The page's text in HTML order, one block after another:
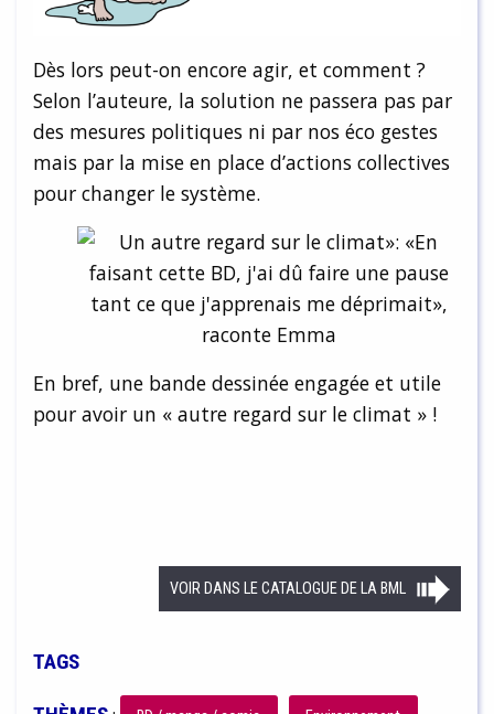
Dès lors peut-on encore agir, et comment ?
Selon l’auteure, la solution ne passera pas par
des mesures politiques ni par nos éco gestes
mais par la mise en place d’actions collectives
pour changer le système.
En bref, une bande dessinée engagée et utile
pour avoir un « autre regard sur le climat » !
VOIR DANS LE CATALOGUE DE LA BML
TAGS